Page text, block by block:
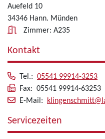
Auefeld 10
34346 Hann. Münden
Zimmer: A235
Kontakt
Tel.: 05541 99914-3253
Fax: 05541 99914-63253
E-Mail:
Servicezeiten